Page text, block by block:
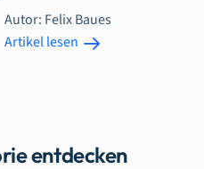
Autor: Felix Baues
Artikel lesen
entdecken